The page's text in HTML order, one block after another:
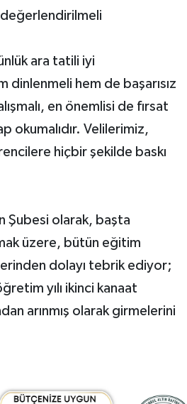
ara tatili iyi
dinlenmeli hem de başarısız
en önemlisi de fırsat
okumalıdır. Velilerimiz,
hiçbir şekilde baskı
Şubesi olarak, başta
üzere, bütün eğitim
dolayı tebrik ediyor;
yılı ikinci kanaat
arınmış olarak girmelerini